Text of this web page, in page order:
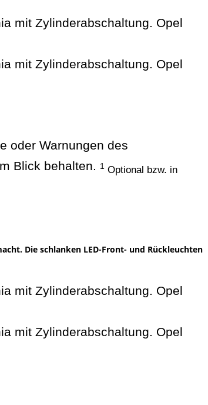
oder Warnungen des
Blick behalten. 1 Optional bzw. in
Die schlanken LED-Front- und Rückleuchten